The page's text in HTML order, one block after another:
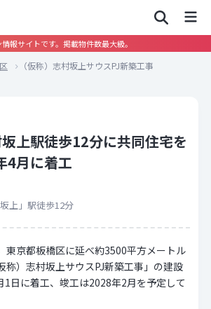
報サイトです。掲載物件数最大級。
（仮称）志村坂上サウスPJ新築工事
坂上駅徒歩12分に共同住宅を
4月に着工
上」駅徒歩12分
東京都板橋区に延べ約3500平方メートル
称）志村坂上サウスPJ新築工事」の建設
1日に着工、竣工は2028年2月を予定して